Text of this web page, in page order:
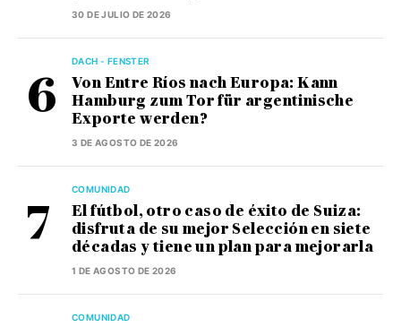
30 DE JULIO DE 2026
DACH - FENSTER
Von Entre Ríos nach Europa: Kann
Hamburg zum Tor für argentinische
Exporte werden?
3 DE AGOSTO DE 2026
COMUNIDAD
El fútbol, otro caso de éxito de Suiza:
disfruta de su mejor Selección en siete
décadas y tiene un plan para mejorarla
1 DE AGOSTO DE 2026
COMUNIDAD